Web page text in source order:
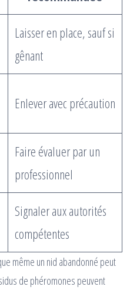
Laisser en place, sauf si
gênant
Enlever avec précaution
Faire évaluer par un
professionnel
Signaler aux autorités
compétentes
même un nid abandonné peut
de phéromones peuvent